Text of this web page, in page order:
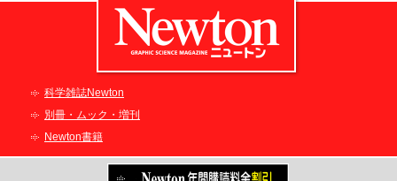
科学雑誌Newton
別冊・ムック・増刊
Newton書籍